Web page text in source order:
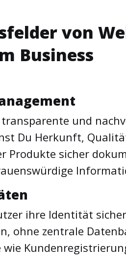
von
Business
und
Du Herkunft,
Produkte sicher
ihre Identität
ohne zentrale
wie